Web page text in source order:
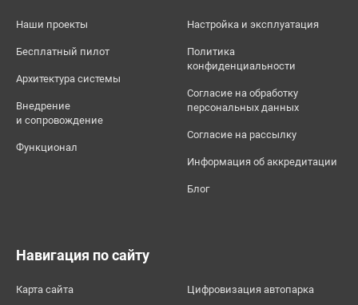
Наши проекты
Бесплатный пилот
Архитектура системы
Внедрение
и сопровождение
Функционал
Настройка и эксплуатация
Политика
конфиденциальности
Согласие на обработку
персональных данных
Согласие на рассылку
Информация об аккредитации
Блог
Навигация по сайту
Карта сайта Цифровизация автопарка